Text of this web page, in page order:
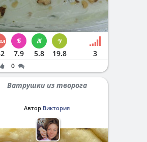
7.9 5.8 19.8 3
0
Ватрушки из творога
Автор Виктория